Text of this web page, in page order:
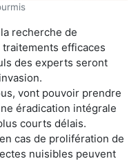
recherche de
efficaces
des experts seront
vont pouvoir prendre
éradication intégrale
courts délais.
cas de prolifération de
nuisibles peuvent